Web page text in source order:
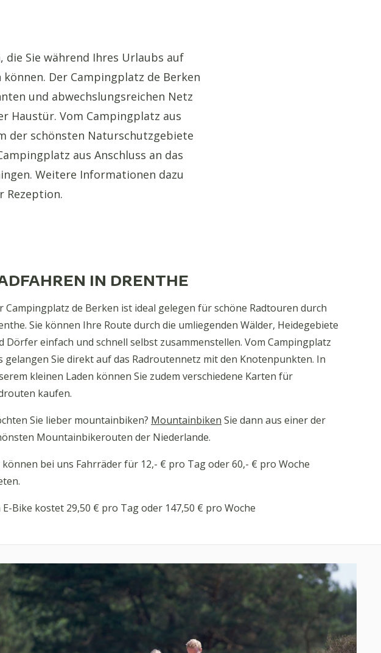
Sie während Ihres Urlaubs auf
Der Campingplatz de Berken
und abwechslungsreichen Netz
Haustür. Vom Campingplatz aus
der schönsten Naturschutzgebiete
aus Anschluss an das
Weitere Informationen dazu
Rezeption.
IN DRENTHE
Campingplatz de Berken ist ideal gelegen für schöne Radtouren durch
Sie können Ihre Route durch die umliegenden Wälder, Heidegebiete
Dörfer einfach und schnell selbst zusammenstellen. Vom Campingplatz
gelangen Sie direkt auf das Radroutennetz mit den Knotenpunkten. In
kleinen Laden können Sie zudem verschiedene Karten für
kaufen.
Sie lieber mountainbiken? Mountainbiken Sie dann aus einer der
Mountainbikerouten der Niederlande.
können bei uns Fahrräder für 12,- € pro Tag oder 60,- € pro Woche
E-Bike kostet 29,50 € pro Tag oder 147,50 € pro Woche